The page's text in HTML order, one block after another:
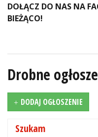
DOŁĄCZ DO NAS NA
BIEŻĄCO!
Drobne
DODAJ OGŁOSZENIE
Szukam